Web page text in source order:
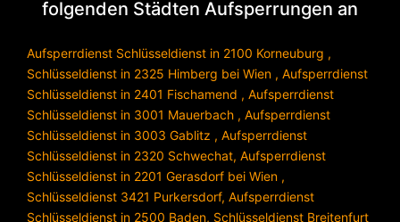
folgenden Städten Aufsperrungen an
Aufsperrdienst Schlüsseldienst in 2100 Korneuburg ,
Schlüsseldienst in 2325 Himberg bei Wien , Aufsperrdienst
Schlüsseldienst in 2401 Fischamend , Aufsperrdienst
Schlüsseldienst in 3001 Mauerbach , Aufsperrdienst
Schlüsseldienst in 3003 Gablitz , Aufsperrdienst
Schlüsseldienst in 2320 Schwechat, Aufsperrdienst
Schlüsseldienst in 2201 Gerasdorf bei Wien ,
Schlüsseldienst 3421 Purkersdorf, Aufsperrdienst
Schlüsseldienst in 2500 Baden, Schlüsseldienst Breitenfurt